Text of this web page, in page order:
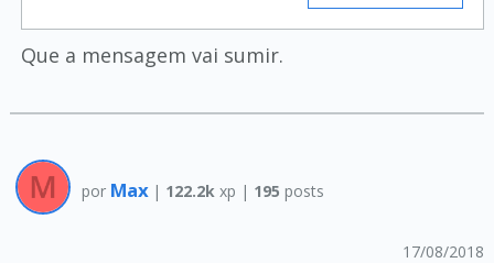
Que a mensagem vai sumir.
por Max | 122.2k xp | 195 posts
17/08/2018